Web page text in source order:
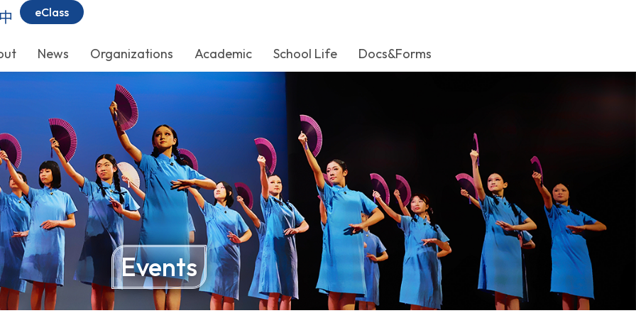
eClass
News Organizations Academic School Life Docs&Forms
Events